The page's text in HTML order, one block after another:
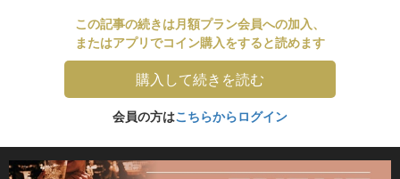
この記事の続きは月額プラン会員への加入、
またはアプリでコイン購入をすると読めます
購入して続きを読む
会員の方はこちらからログイン